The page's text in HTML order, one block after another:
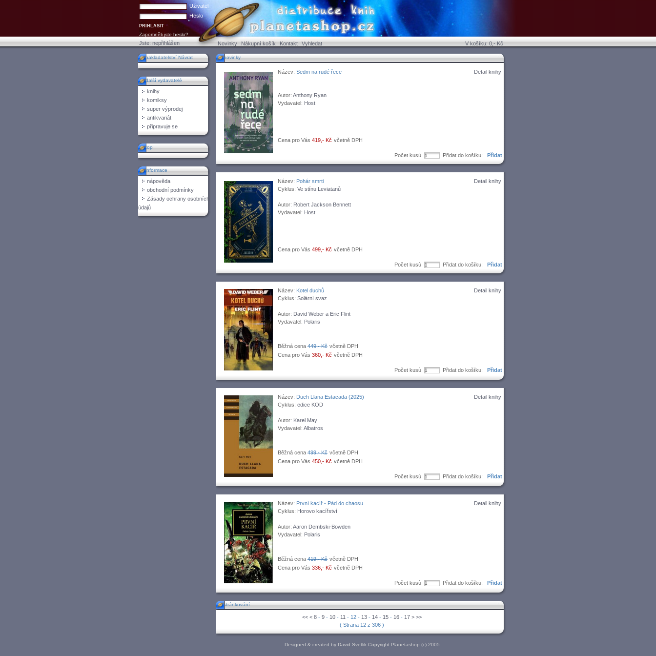
Uživatel
Heslo
Zapomněli jste heslo?
Jste:nepřihlášen Novinky Nákupní košík Kontakt Vyhledat V košíku: 0,- Kč
nakladatelství Návrat
další vydavatelé
knihy
komiksy
super výprodej
antikvariát
připravuje se
top
informace
nápověda
obchodní podmínky
Zásady ochrany osobních
údajů
novinky
Název: Sedm na rudé řece
Autor: Anthony Ryan
Vydavatel: Host
Detail knihy
Cena pro Vás 419,- Kč včetně DPH
Počet kusù Přidat do košíku:
Název: Pohár smrti
Cyklus: Ve stínu Leviatanů
Autor: Robert Jackson Bennett
Vydavatel: Host
Detail knihy
Cena pro Vás 499,- Kč včetně DPH
Počet kusù Přidat do košíku:
Název: Kotel duchů
Cyklus: Solární svaz
Autor: David Weber a Eric Flint
Vydavatel: Polaris
Detail knihy
Běžná cena 449,- Kč včetně DPH
Cena pro Vás 360,- Kč včetně DPH
Počet kusù Přidat do košíku:
Název: Duch Llana Estacada (2025)
Cyklus: edice KOD
Autor: Karel May
Vydavatel: Albatros
Detail knihy
Běžná cena 499,- Kč včetně DPH
Cena pro Vás 450,- Kč včetně DPH
Počet kusù Přidat do košíku:
Název: První kacíř - Pád do chaosu
Cyklus: Horovo kacířství
Autor: Aaron Dembski-Bowden
Vydavatel: Polaris
Detail knihy
Běžná cena 419,- Kč včetně DPH
Cena pro Vás 336,- Kč včetně DPH
Počet kusù Přidat do košíku:
stránkování
<< < 8- 9- 10- 11 - 12 - 13- 14- 15- 16- 17 > >>
( Strana 12 z 306 )
Designed & created by David Svetlik Copyright Planetashop (c) 2005